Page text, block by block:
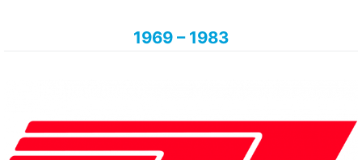
1969 – 1983